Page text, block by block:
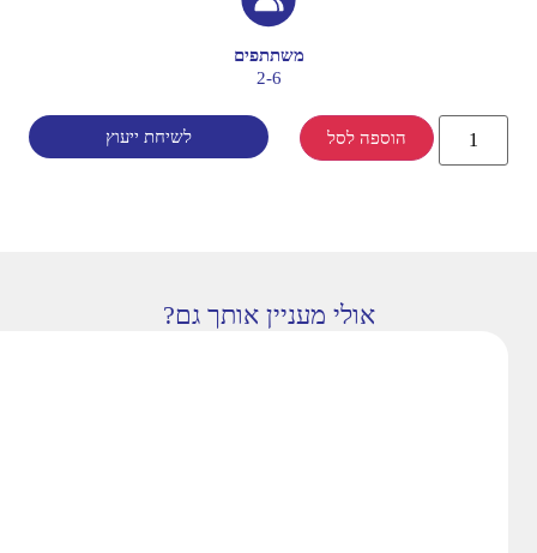
משתתפים
2-6
הוספה לסל לשיחת ייעוץ
אולי מעניין אותך גם?